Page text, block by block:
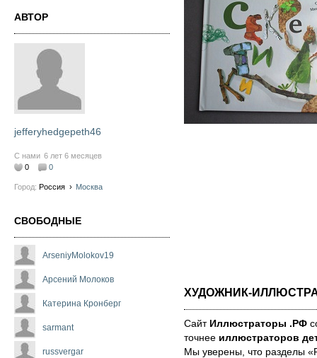
АВТОР
jefferyhedgepeth46
С нами 6 лет 6 месяцев
0
0
Город: Россия › Москва
СВОБОДНЫЕ
ArseniyMolokov19
Арсений Молоков
Катерина Кронберг
sarmant
russvergar
ХУДОЖНИК-
Сайт Иллюстраторы .РФ
точнее иллюстраторов
Мы уве­ре­ны, что раз­де­лы